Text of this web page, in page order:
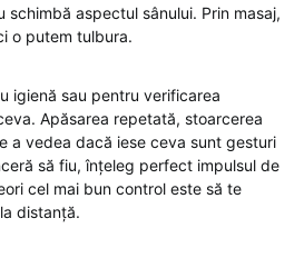
aspectul sânului. Prin masaj,
o putem tulbura.
igienă sau pentru verificarea
Apăsarea repetată, stoarcerea
a vedea dacă iese ceva sunt gesturi
să fiu, înțeleg perfect impulsul de
cel mai bun control este să te
distanță.